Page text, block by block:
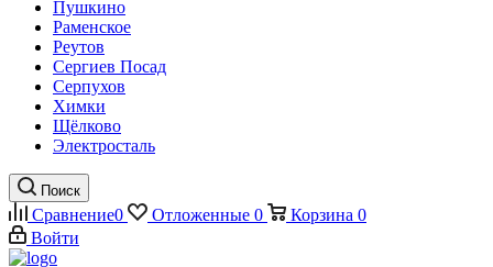
Пушкино
Раменское
Реутов
Сергиев Посад
Серпухов
Химки
Щёлково
Электросталь
Поиск
Сравнение0 Отложенные 0 Корзина 0
Войти